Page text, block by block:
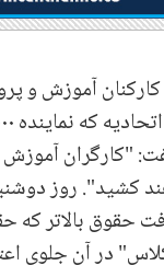
آموزش و
"کارگران
کشید". روز
بالاتر که
در آن جلوی